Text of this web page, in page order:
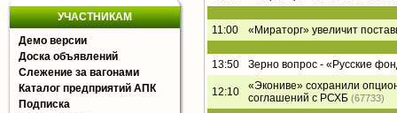
УЧАСТНИКАМ
Демо версии
Доска объявлений
Слежение за вагонами
Каталог предприятий АПК
Подписка
11:00 «Мираторг» увеличит
13:50 Зерно вопрос - «Русские
12:10
«Экониве» сохранили
соглашений с РСХБ (67733)